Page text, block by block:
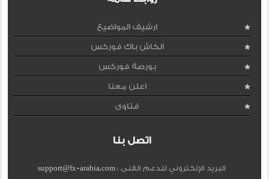
ارشيف المواضيع
الكاش باك فوركس
بورصة فوركس
اعلن معنا
فتاوى
اتصل بنا
البريد الإلكتروني للدعم الفنى :support@fx-arabia.com